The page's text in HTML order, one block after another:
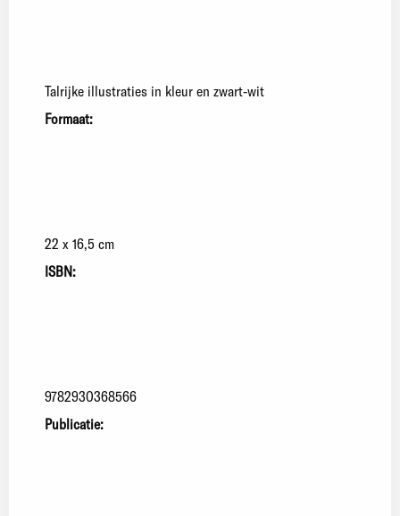
Talrijke illustraties in kleur en zwart-wit
Formaat:
22 x 16,5 cm
ISBN:
9782930368566
Publicatie: